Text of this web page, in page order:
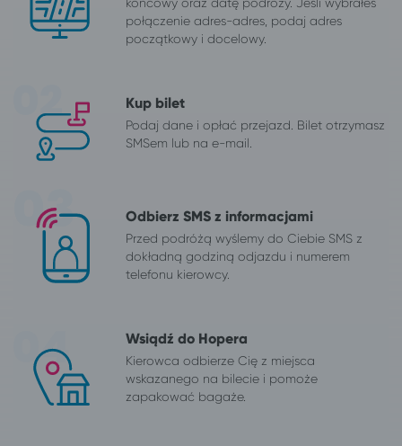
połączenie adres-adres, podaj adres
początkowy i docelowy.
Kup bilet
Podaj dane i opłać przejazd. Bilet otrzymasz
SMSem lub na e-mail.
Odbierz SMS z informacjami
Przed podróżą wyślemy do Ciebie SMS z
dokładną godziną odjazdu i numerem
telefonu kierowcy.
Wsiądź do Hopera
Kierowca odbierze Cię z miejsca
wskazanego na bilecie i pomoże
zapakować bagaże.